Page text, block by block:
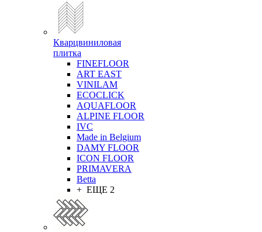
Кварцвиниловая
плитка
FINEFLOOR
ART EAST
VINILAM
ECOCLICK
AQUAFLOOR
ALPINE FLOOR
IVC
Made in Belgium
DAMY FLOOR
ICON FLOOR
PRIMAVERA
Betta
+ ЕЩЕ 2